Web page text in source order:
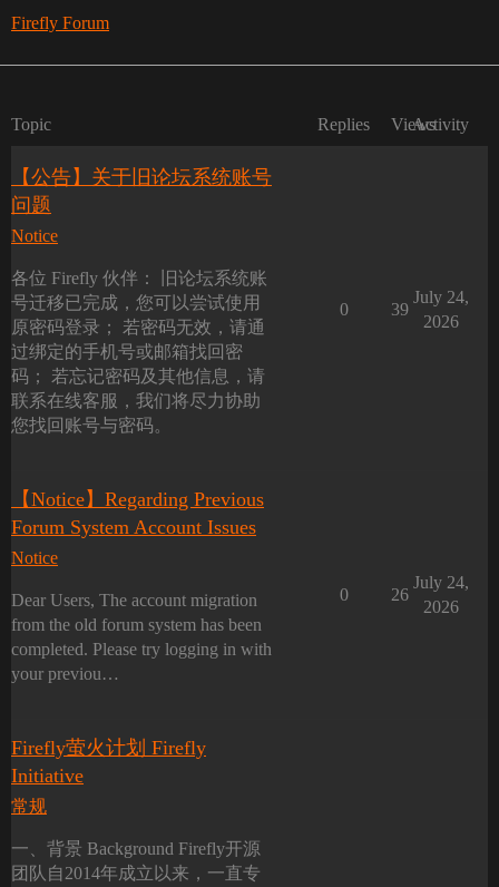
Firefly Forum
Topic Replies ViewsActivity
【公告】关于旧论坛系统账号
问题
Notice
各位 Firefly 伙伴： 旧论坛系统账
号迁移已完成，您可以尝试使用
原密码登录； 若密码无效，请通
过绑定的手机号或邮箱找回密
码； 若忘记密码及其他信息，请
联系在线客服，我们将尽力协助
您找回账号与密码。
0 39
July 24,
2026
【Notice】Regarding Previous
Forum System Account Issues
Notice
Dear Users, The account migration
from the old forum system has been
completed. Please try logging in with
your previou…
0 26
July 24,
2026
Firefly萤火计划 Firefly
Initiative
常规
一、背景 Background Firefly开源
团队自2014年成立以来，一直专